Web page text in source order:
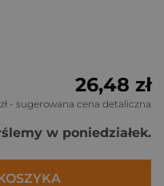
26,48 zł
- sugerowana cena detaliczna
w poniedziałek.